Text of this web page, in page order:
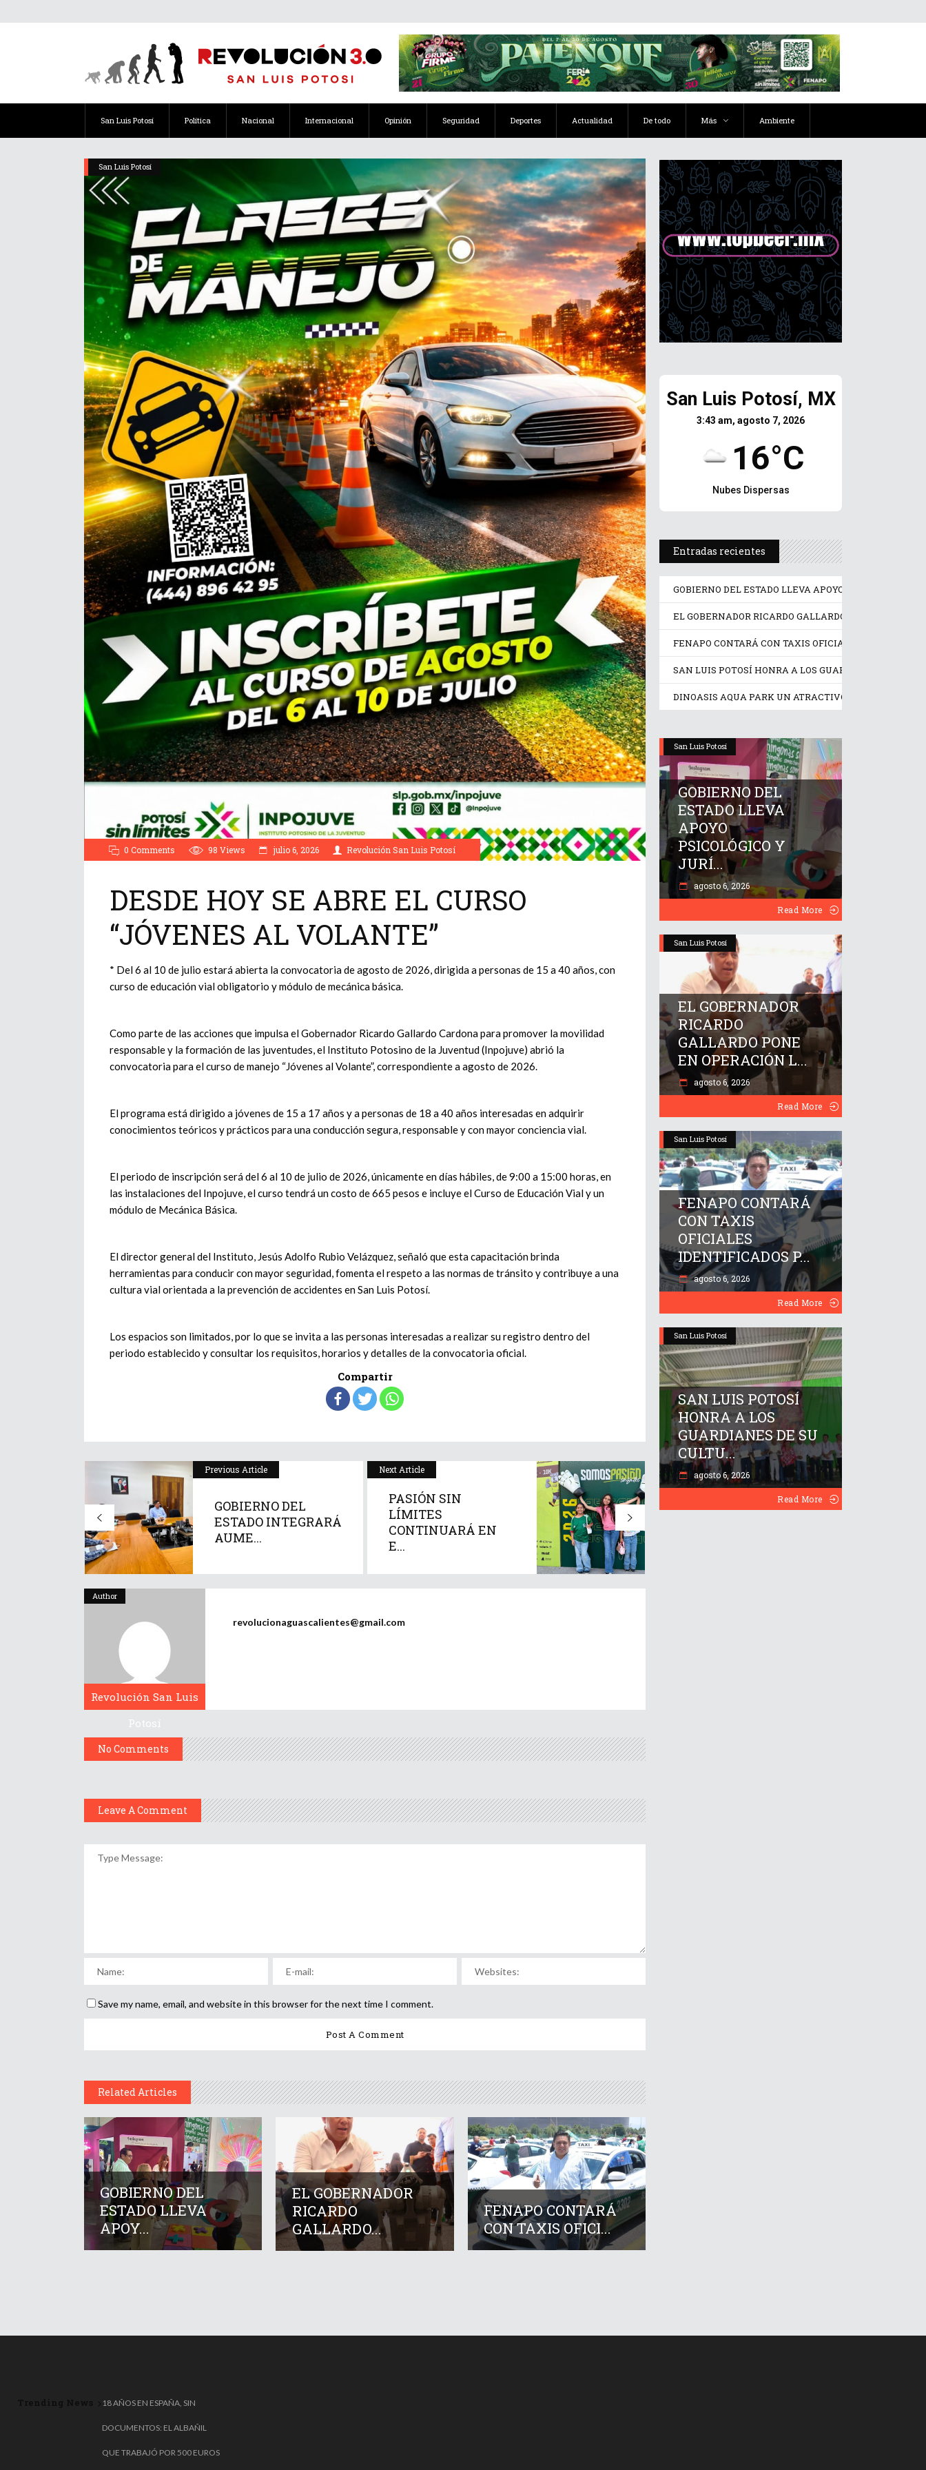
San Luis Potosí Política Nacional Internacional Opinión Seguridad Deportes Actualidad De todo Más Ambiente
San Luis Potosí
0 Comments 98 Views julio 6, 2026 Revolución San Luis Potosí
DESDE HOY SE ABRE EL CURSO
“JÓVENES AL VOLANTE”
* Del 6 al 10 de julio estará abierta la convocatoria de agosto de 2026, dirigida a personas de 15 a 40 años, con
curso de educación vial obligatorio y módulo de mecánica básica.
Como parte de las acciones que impulsa el Gobernador Ricardo Gallardo Cardona para promover la movilidad
responsable y la formación de las juventudes, el Instituto Potosino de la Juventud (Inpojuve) abrió la
convocatoria para el curso de manejo “Jóvenes al Volante”, correspondiente a agosto de 2026.
El programa está dirigido a jóvenes de 15 a 17 años y a personas de 18 a 40 años interesadas en adquirir
conocimientos teóricos y prácticos para una conducción segura, responsable y con mayor conciencia vial.
El periodo de inscripción será del 6 al 10 de julio de 2026, únicamente en días hábiles, de 9:00 a 15:00 horas, en
las instalaciones del Inpojuve, el curso tendrá un costo de 665 pesos e incluye el Curso de Educación Vial y un
módulo de Mecánica Básica.
El director general del Instituto, Jesús Adolfo Rubio Velázquez, señaló que esta capacitación brinda
herramientas para conducir con mayor seguridad, fomenta el respeto a las normas de tránsito y contribuye a una
cultura vial orientada a la prevención de accidentes en San Luis Potosí.
Los espacios son limitados, por lo que se invita a las personas interesadas a realizar su registro dentro del
periodo establecido y consultar los requisitos, horarios y detalles de la convocatoria oficial.
Compartir
Previous Article
GOBIERNO DEL
ESTADO INTEGRARÁ
AUME...
Next Article
PASIÓN SIN
LÍMITES
CONTINUARÁ EN
E...
Author
Revolución San Luis
Potosí
revolucionaguascalientes@gmail.com
No Comments
Leave A Comment
Save my name, email, and website in this browser for the next time I comment.
Related Articles
GOBIERNO DEL
ESTADO LLEVA
APOY...
EL GOBERNADOR
RICARDO
GALLARDO...
FENAPO CONTARÁ
CON TAXIS OFICI...
San Luis Potosí, MX
3:43 am, agosto 7, 2026
16°C
Nubes Dispersas
Entradas recientes
GOBIERNO DEL ESTADO LLEVA APOYO PSICOLÓGICO
EL GOBERNADOR RICARDO GALLARDO PONE EN
FENAPO CONTARÁ CON TAXIS OFICIALES
SAN LUIS POTOSÍ HONRA A LOS GUARDIANES DE SU
DINOASIS AQUA PARK UN ATRACTIVO IDEAL EN ESTE
San Luis Potosí
GOBIERNO DEL
ESTADO LLEVA
APOYO
PSICOLÓGICO Y
JURÍ...
agosto 6, 2026
Read More
San Luis Potosí
EL GOBERNADOR
RICARDO
GALLARDO PONE
EN OPERACIÓN L...
agosto 6, 2026
Read More
San Luis Potosí
FENAPO CONTARÁ
CON TAXIS
OFICIALES
IDENTIFICADOS P...
agosto 6, 2026
Read More
San Luis Potosí
SAN LUIS POTOSÍ
HONRA A LOS
GUARDIANES DE SU
CULTU...
agosto 6, 2026
Read More
18 AÑOS EN ESPAÑA, SIN
DOCUMENTOS: EL ALBAÑIL
QUE TRABAJÓ POR 500 EUROS
🎟️🗑️ ¡TIRÓ UN MILLÓN DE
EUROS A LA BASURA… Y LO
RECUPERÓ DE MILAGRO! 😱